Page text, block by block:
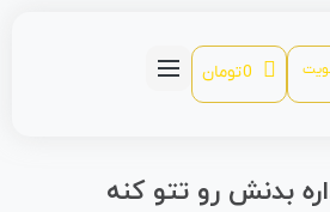
0 تومان
بدنش رو تتو کنه